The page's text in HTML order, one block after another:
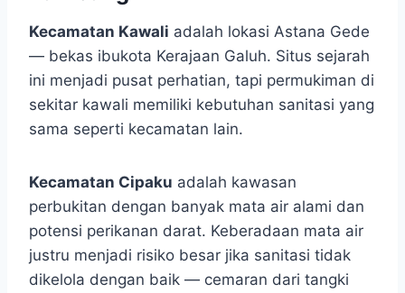
Kecamatan Kawali adalah lokasi Astana Gede
— bekas ibukota Kerajaan Galuh. Situs sejarah
ini menjadi pusat perhatian, tapi permukiman di
sekitar kawali memiliki kebutuhan sanitasi yang
sama seperti kecamatan lain.
Kecamatan Cipaku adalah kawasan
perbukitan dengan banyak mata air alami dan
potensi perikanan darat. Keberadaan mata air
justru menjadi risiko besar jika sanitasi tidak
dikelola dengan baik — cemaran dari tangki